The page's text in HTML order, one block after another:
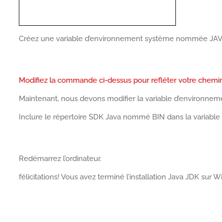
Créez une variable d’environnement système nommée
Modifiez la commande ci-dessus pour refléter votre
Maintenant, nous devons modifier la variable
Inclure le répertoire SDK Java nommé BIN dans la variable
Redémarrez l’ordinateur.
félicitations! Vous avez terminé l’installation Java JDK sur